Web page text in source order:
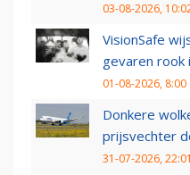
03-08-2026,
VisionSafe
gevaren rook
01-08-2026, 8:00
Donkere
prijsvechter
31-07-2026, 22:01